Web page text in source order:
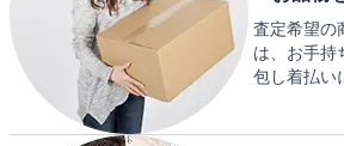
査定希望の
は、お手持
包し着払い